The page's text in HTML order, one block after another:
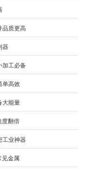
品质更高
器
加工必备
单高效
大能量
度翻倍
工业神器
金属